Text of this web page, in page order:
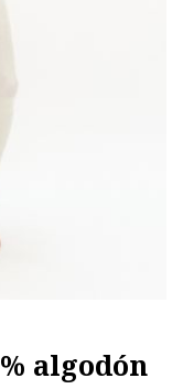
algodón